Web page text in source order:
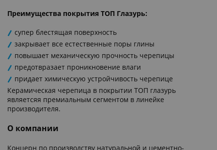
Преимущества покрытия ТОП Глазурь:
супер блестящая поверхность
закрывает все естественные поры глины
повышает механическую прочность черепицы
предотвразает проникновение влаги
придает химическую устройчивость черепице
Керамическая черепица в покрытии ТОП глазурь
являетсяя премиальным сегментом в линейке
производителя.
О компании
Концерн по производству натуральной и цементно-